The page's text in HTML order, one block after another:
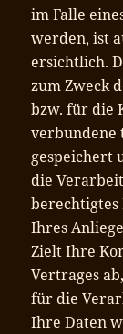
im Falle
werden, ist
ersichtlich.
zum Zweck
bzw. für die
verbundene
gespeichert
die
berechtigtes
Ihres
Zielt Ihre
Vertrages
für die
Ihre Daten